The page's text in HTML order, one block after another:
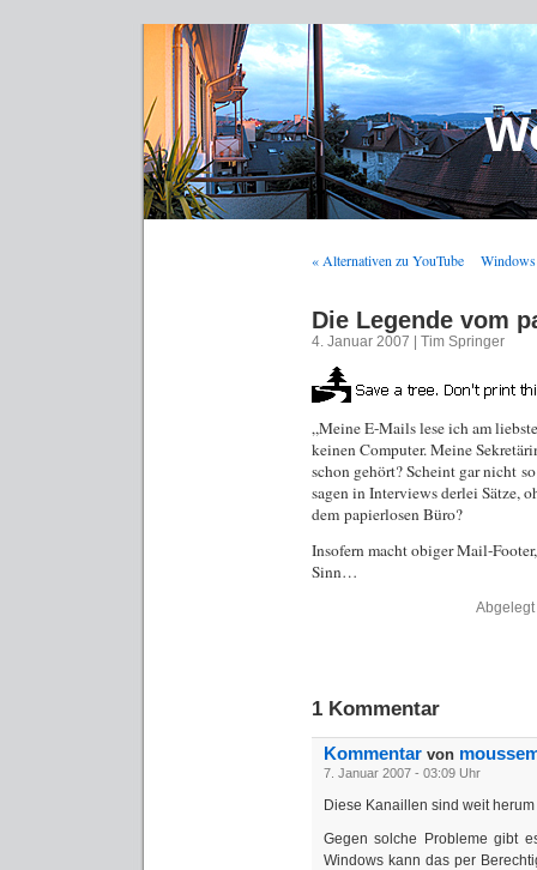
« Alternativen zu YouTube
Die Legende vom
4. Januar 2007 | Tim Springer
„Meine E-Mails lese ich am
keinen Computer. Meine
schon gehört? Scheint gar nicht
sagen in Interviews derlei Sätze,
dem papierlosen Büro?
Insofern macht obiger Mail-
Sinn…
1 Kommentar
Kommentar von
7. Januar 2007 - 03:09 Uhr
Diese Kanaillen sind weit
Gegen solche Probleme gibt
Windows kann das per